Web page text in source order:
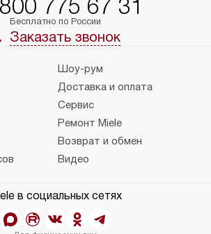
775 67 31
Бесплатно по России
Заказать звонок
Шоу-рум
Доставка и оплата
Сервис
Ремонт Miele
Возврат и обмен
Видео
в социальных сетях